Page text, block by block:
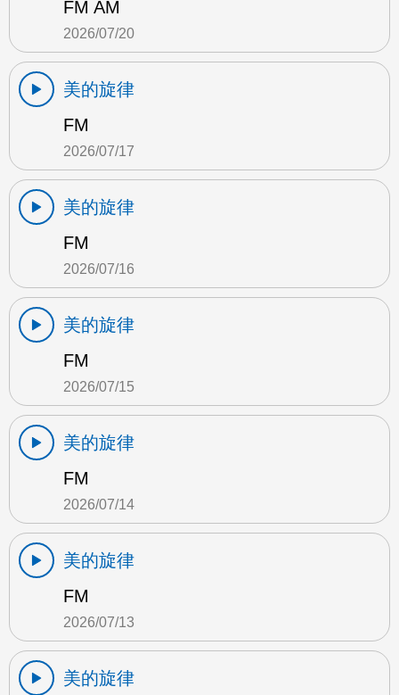
FM AM
2026/07/20
美的旋律
FM
2026/07/17
美的旋律
FM
2026/07/16
美的旋律
FM
2026/07/15
美的旋律
FM
2026/07/14
美的旋律
FM
2026/07/13
美的旋律